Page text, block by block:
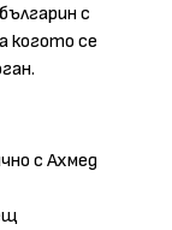
с
когото се
с Ахмед